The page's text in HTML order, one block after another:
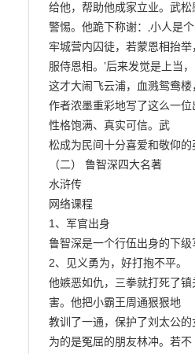
给他，帮助他成家立业。武
警惕。他跪下称谢：‚小人是个
牢城营内囚徒，若蒙恩相抬举
服侍恩相。‛后来发觉是上当，
这才大闹飞云浦，血溅鸳鸯楼
作者浓墨重彩地写了这么一
性格饱满、真实可信。武
松成为民间十分喜爱和敬仰的
（二） 鲁智深四大名著
水浒传
网络课程
1、军官出身
鲁智深是一个行伍出身的下级
2、见义勇为，好打抱不平。
他嫉恶如仇，三拳就打死了
害。他把小霸王周通狠狠地
教训了一通，保护了刘太公的
为的是冤屈的朋友林冲。若不